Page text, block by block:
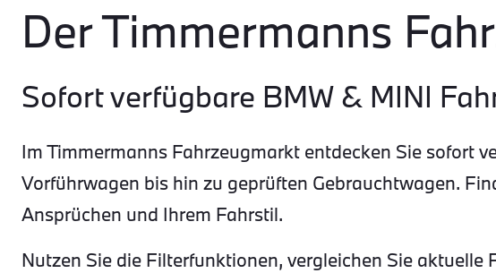
Der Timmermanns
Sofort verfügbare BMW & MINI
Im Timmermanns Fahrzeugmarkt entdecken Sie sofort
Vorführwagen bis hin zu geprüften Gebrauchtwagen.
Ansprüchen und Ihrem Fahrstil.
Nutzen Sie die Filterfunktionen, vergleichen Sie